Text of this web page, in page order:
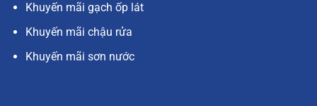
Khuyến mãi gạch ốp lát
Khuyến mãi chậu rửa
Khuyến mãi sơn nước